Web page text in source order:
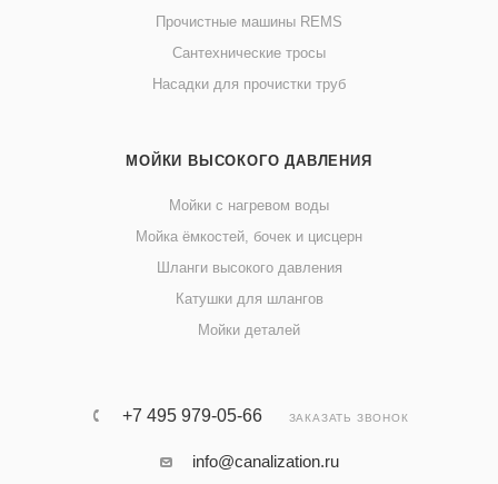
Прочистные машины REMS
Сантехнические тросы
Насадки для прочистки труб
МОЙКИ ВЫСОКОГО ДАВЛЕНИЯ
Мойки с нагревом воды
Мойка ёмкостей, бочек и цисцерн
Шланги высокого давления
Катушки для шлангов
Мойки деталей
+7 495 979-05-66 ЗАКАЗАТЬ ЗВОНОК
info@canalization.ru